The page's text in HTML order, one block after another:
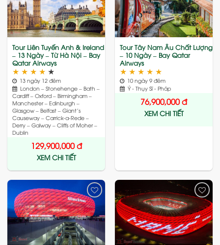
to
wishlist
Tour Liên Tuyến Anh & Ireland
– 13 Ngày – Từ Hà Nội – Bay
Qatar Airways
★ ★ ★ ★ ★
13 ngày 12 đêm
London – Stonehenge – Bath –
Cardiff – Oxford – Birmingham –
Manchester – Edinburgh –
Glasgow – Belfast – Giant’s
Causeway – Carrick-a-Rede –
Derry – Galway – Cliffs of Moher –
Dublin
129,900,000đ
XEM CHI TIẾT
to
wishlist
Tour Tây Nam Âu Chất Lượng
– 10 Ngày – Bay Qatar
Airways
★ ★ ★ ★ ★
10 ngày 9 đêm
Ý - Thụy Sĩ - Pháp
76,900,000đ
XEM CHI TIẾT
Add
to
wishlist
Add
to
wishlist